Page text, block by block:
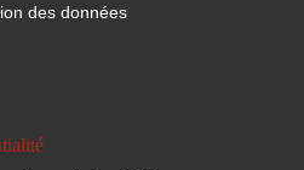
des données